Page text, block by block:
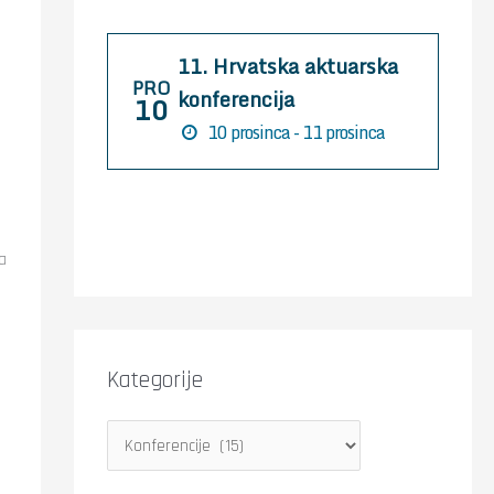
PRO
10
11. Hrvatska aktuarska
konferencija
10 prosinca - 11 prosinca
Kategorije